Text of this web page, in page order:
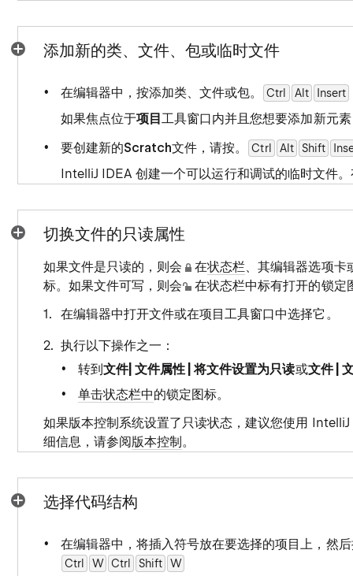
添加新的类、文件、包或临时文件
在编辑器中，按添加类、文件或包。 Ctrl Alt Insert
如果焦点位于项目工具窗口内并且您想要添加新元
要创建新的Scratch文件，请按。 Ctrl Alt Shift
IntelliJ IDEA 创建一个可以运行和调试的临时文件
切换文件的只读属性
如果文件是只读的，则会 在状态栏、其编辑器选项卡
标。如果文件可写，则会
在状态栏中标有打开的锁定
在编辑器中打开文件或在项目工具窗口中选择它。
执行以下操作之一：
转到文件| 文件属性 | 将文件设置为只读或文件 |
单击状态栏中的锁定图标。
如果版本控制系统设置了只读状态，建议您使用
细信息，请参阅版本控制 。
选择代码结构
在编辑器中，将插入符号放在要选择的项目上，然
Ctrl 0
W Ctrl Shift 0
W